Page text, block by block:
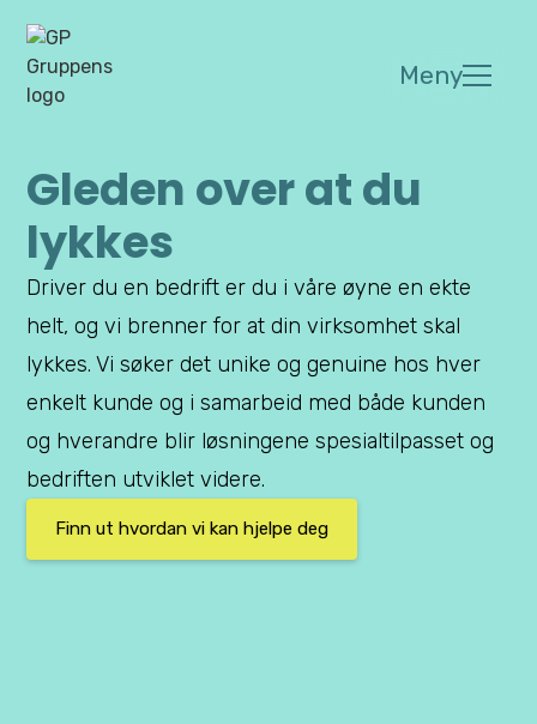
Meny
Gleden over at du
lykkes
Driver du en bedrift er du i våre øyne en ekte
helt, og vi brenner for at din virksomhet skal
lykkes. Vi søker det unike og genuine hos hver
enkelt kunde og i samarbeid med både kunden
og hverandre blir løsningene spesialtilpasset og
bedriften utviklet videre.
Finn ut hvordan vi kan hjelpe deg